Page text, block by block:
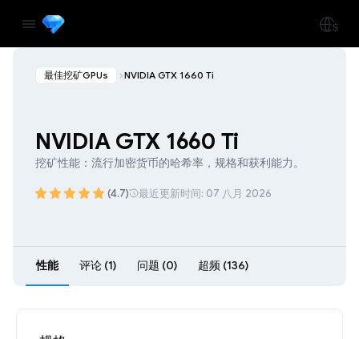
最佳挖矿GPUs NVIDIA GTX 1660 Ti
NVIDIA GTX 1660 Ti
挖矿性能：流行加密货币的哈希率，规格和获利能力。
(4.7) 最近更新时间: 07 八月 2026
性能 评论 (1) 问题 (0) 超频 (136)